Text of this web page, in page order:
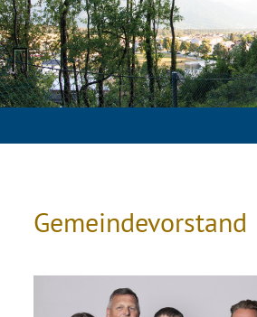
Previous
Gemeindevorstand